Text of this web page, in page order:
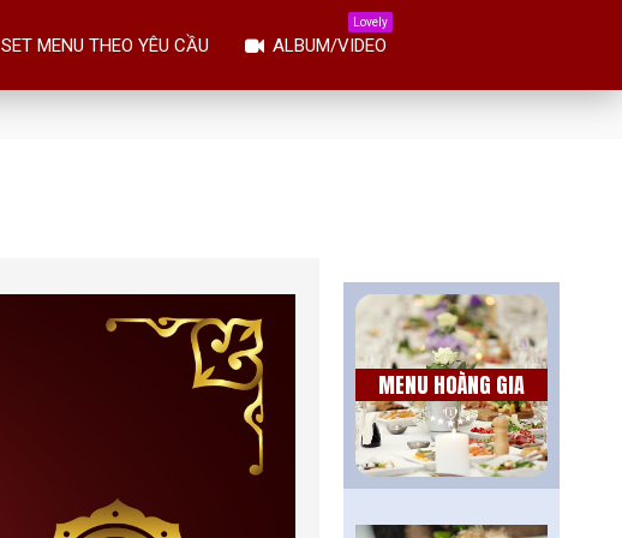
SET MENU THEO YÊU CẦU ALBUM/VIDEO
Lovely
MENU HOÀNG GIA